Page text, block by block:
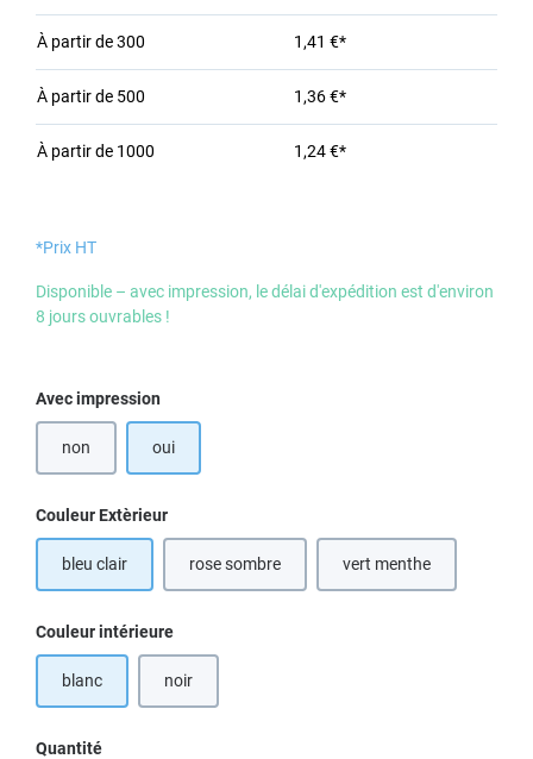
À partir de300 1,41 €*
À partir de 500 1,36 €*
À partir de 1000 1,24 €*
*Prix HT
Disponible – avec impression, le délai d'expédition est d'environ
8 jours ouvrables !
Sélectionnez
Avec impression
non oui
Sélectionnez
Couleur Extèrieur
bleu clair rose sombre(Cette option n'est pas disponible pour le
vert menthe(Cette option n'est
Sélectionnez
Couleur intérieure
blanc noir(Cette option n'est pas disponible pour le moment.)
Quantité